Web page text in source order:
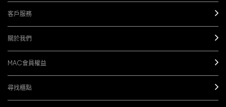
客戶服務
關於我們
MAC會員權益
尋找櫃點